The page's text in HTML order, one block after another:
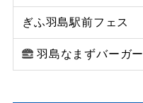
ぎふ羽島駅前フェス
羽島なまずバーガー